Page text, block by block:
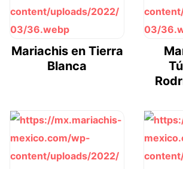
Mariachis en Tierra
Blanca